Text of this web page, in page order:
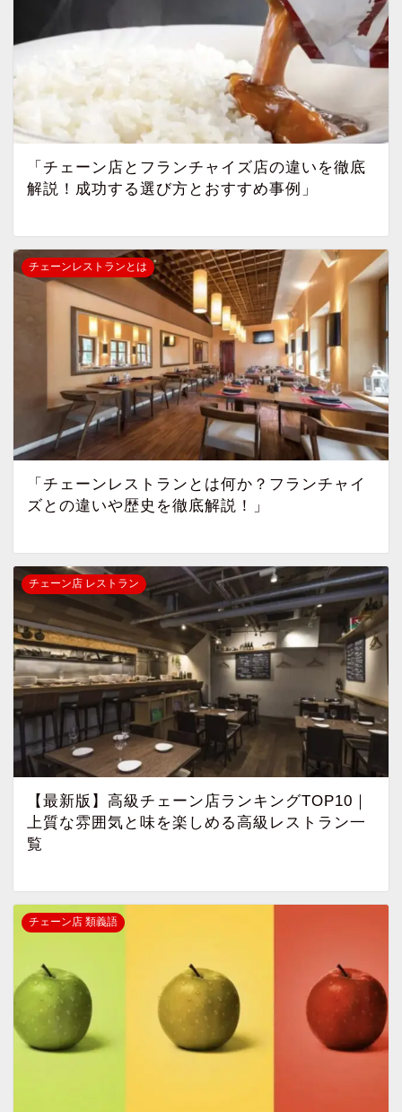
「チェーン店とフランチャイズ店の違いを徹底
解説！成功する選び方とおすすめ事例」
チェーンレストランとは
「チェーンレストランとは何か？フランチャイ
ズとの違いや歴史を徹底解説！」
チェーン店 レストラン
【最新版】高級チェーン店ランキングTOP10｜
上質な雰囲気と味を楽しめる高級レストラン一
覧
チェーン店 類義語